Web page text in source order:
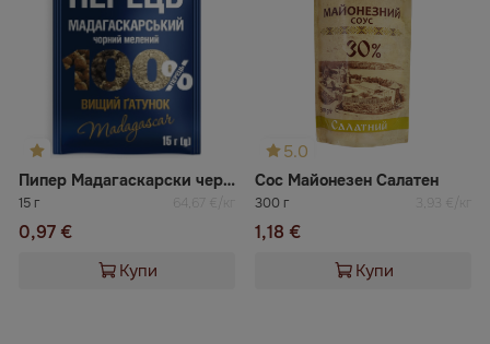
Пипер Мадагаскарски черен млян Впрок
15 г 64,67 €/кг
0,97 €
Купи
5.0
Сос Майонезен Салатен
300 г 3,93 €/кг
1,18 €
Купи